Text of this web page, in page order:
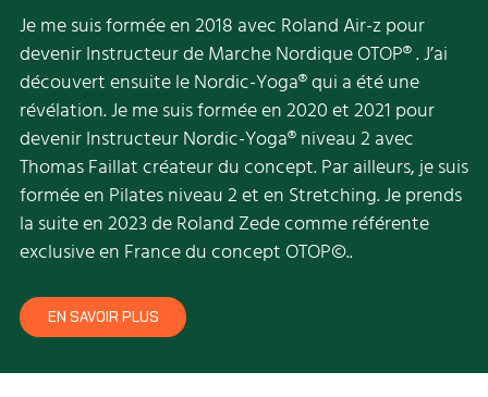
Je me suis formée en 2018 avec Roland Air-z pour
devenir Instructeur de Marche Nordique OTOP® . J’ai
découvert ensuite le Nordic-Yoga® qui a été une
révélation. Je me suis formée en 2020 et 2021 pour
devenir Instructeur Nordic-Yoga® niveau 2 avec
Thomas Faillat créateur du concept. Par ailleurs, je suis
formée en Pilates niveau 2 et en Stretching. Je prends
la suite en 2023 de Roland Zede comme référente
exclusive en France du concept OTOP©..
EN SAVOIR PLUS